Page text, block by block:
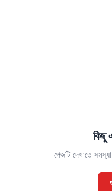
কিছু
পেজটি দেখাতে